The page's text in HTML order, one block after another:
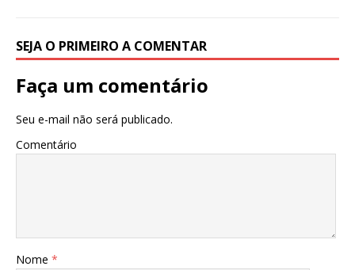
k
SEJA O PRIMEIRO A COMENTAR
Faça um comentário
Seu e-mail não será publicado.
Comentário
Nome *